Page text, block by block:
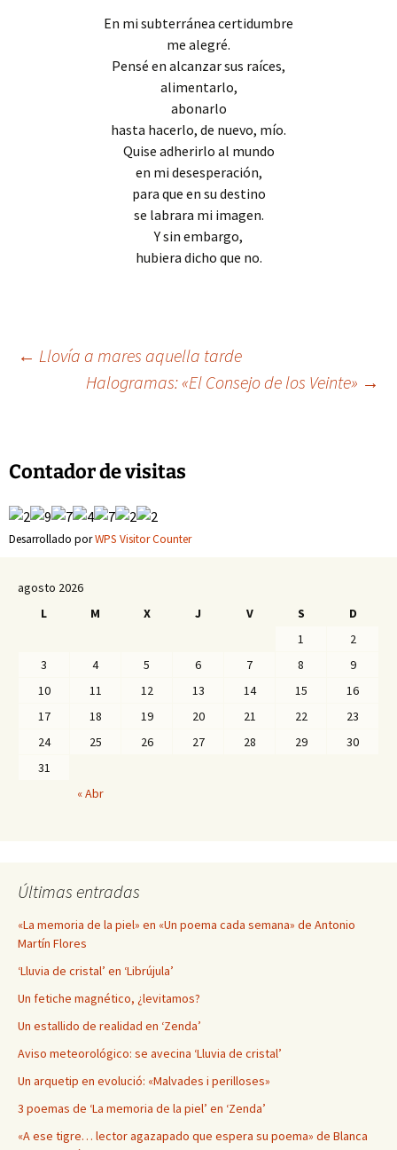
En mi subterránea certidumbre
me alegré.
Pensé en alcanzar sus raíces,
alimentarlo,
abonarlo
hasta hacerlo, de nuevo, mío.
Quise adherirlo al mundo
en mi desesperación,
para que en su destino
se labrara mi imagen.
Y sin embargo,
hubiera dicho que no.
Navegación
entradas
← Llovía a mares aquella tarde
Halogramas: «El Consejo de los Veinte» →
Contador de visitas
Desarrollado porWPS Visitor Counter
agosto 2026
L
M X J V S
D
1
2
3
4 5 6 7 8
9
10
11 12 13 14 15
16
17
18 19 20 21 22
23
24
25 26 27 28 29
30
31
« Abr
Últimas entradas
«La memoria de la piel» en «Un poema cada semana» de Antonio
Martín Flores
‘Lluvia de cristal’ en ‘Librújula’
Un fetiche magnético, ¿levitamos?
Un estallido de realidad en ‘Zenda’
Aviso meteorológico: se avecina ‘Lluvia de cristal’
Un arquetip en evolució: «Malvades i perilloses»
3 poemas de ‘La memoria de la piel’ en ‘Zenda’
«A ese tigre… lector agazapado que espera su poema» de Blanca